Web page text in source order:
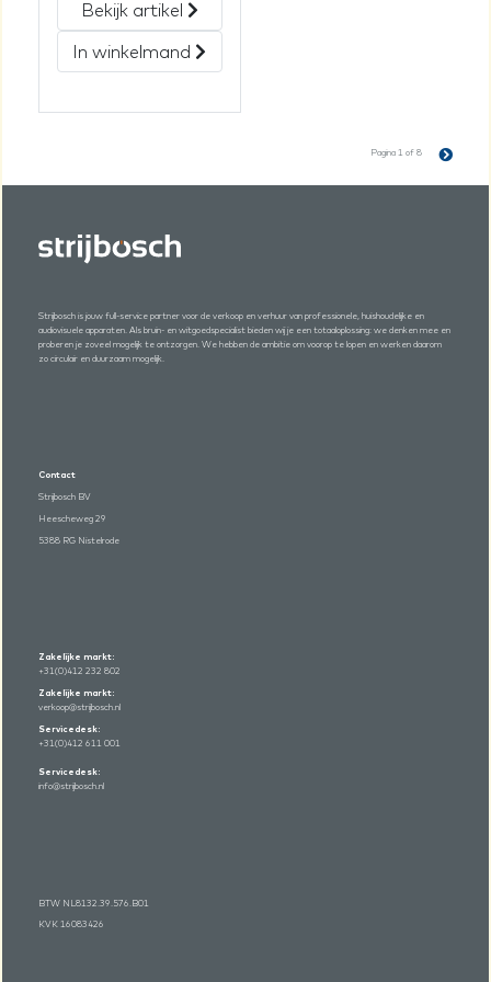
Bekijk artikel
In winkelmand
Pagina 1 of 8
Strijbosch is jouw full-service partner voor de verkoop en verhuur van professionele, huishoudelijke en
audiovisuele apparaten. Als bruin- en witgoedspecialist bieden wij je een totaaloplossing: we denken mee en
proberen je zoveel mogelijk te ontzorgen. We hebben de ambitie om voorop te lopen en werken daarom
zo circulair en duurzaam mogelijk.
Contact
Strijbosch BV
Heescheweg 29
5388 RG Nistelrode
Zakelijke markt:
+31(0)412 232 802
Zakelijke markt:
verkoop@strijbosch.nl
Servicedesk:
+31(0)412 611 001
Servicedesk:
info@strijbosch.nl
BTW NL8132.39.576.B01
KVK 16083426